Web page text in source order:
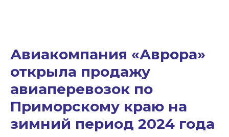
Авиакомпания «Аврора»
открыла продажу
авиаперевозок по
Приморскому краю на
зимний период 2024 года